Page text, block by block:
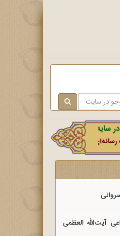
وحدت ملی و امنیت ملی.
او است که در این ایام بطور خاص
آیت‌الله العظمی